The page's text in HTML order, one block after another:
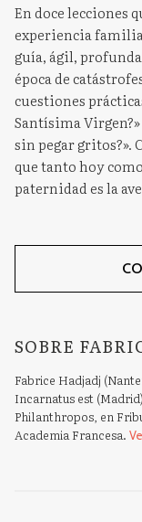
En doce lecciones
experiencia
guía, ágil,
época de
cuestiones
Santísima
sin pegar gritos?».
que tanto hoy como
paternidad es la
SOBRE
Fabrice Hadjadj
Incarnatus est
Philanthropos, en
Academia Francesa.